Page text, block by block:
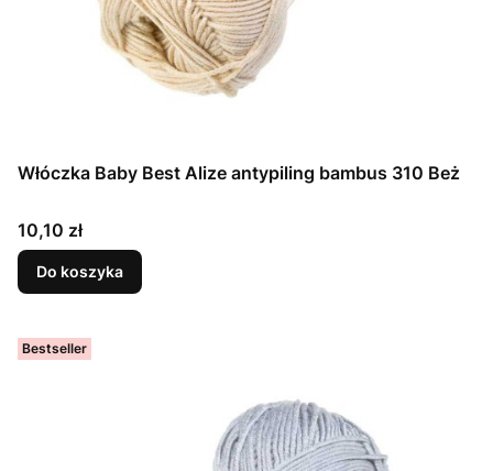
Włóczka Baby Best Alize antypiling bambus 310 Beż
Cena
10,10 zł
Do koszyka
Bestseller